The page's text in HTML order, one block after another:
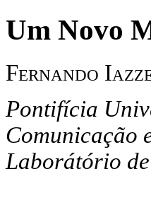
Um Novo
Fernando
Pontifícia
Comunicação
Laborátório